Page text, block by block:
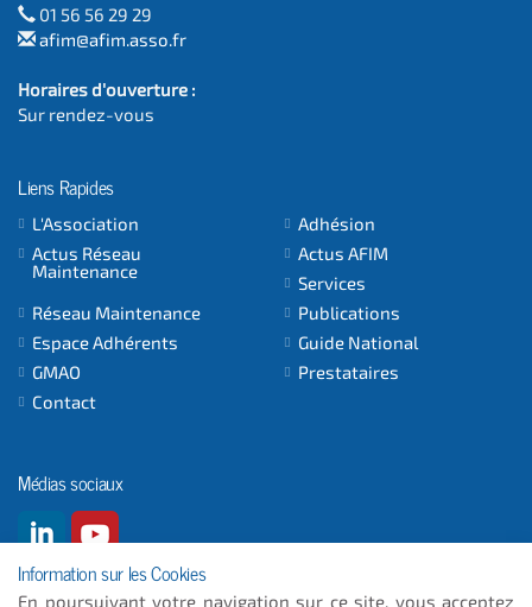
01 56 56 29 29
afim@afim.asso.fr
Horaires d'ouverture :
Sur rendez-vous
Liens Rapides
L'Association
Adhésion
Actus Réseau
Maintenance
Actus AFIM
Services
Réseau Maintenance
Publications
Espace Adhérents
Guide National
GMAO
Prestataires
Contact
Médias sociaux
Information sur les Cookies
En poursuivant votre navigation sur ce site, vous acceptez